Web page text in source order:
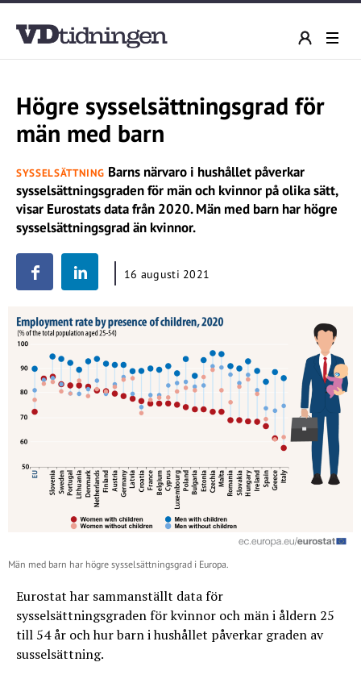
Högre sysselsättningsgrad för
män med barn
SYSSELSÄTTNING Barns närvaro i hushållet påverkar
sysselsättningsgraden för män och kvinnor på olika sätt,
visar Eurostats data från 2020. Män med barn har högre
sysselsättningsgrad än kvinnor.
16 augusti 2021
Män med barn har högre sysselsättningsgrad i Europa.
Eurostat har sammanställt data för
sysselsättningsgraden för kvinnor och män i åldern 25
till 54 år och hur barn i hushållet påverkar graden av
susselsättning.